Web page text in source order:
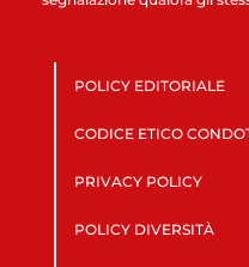
POLICY EDITORIALE
CODICE ETICO
PRIVACY POLICY
POLICY DIVERSITÀ